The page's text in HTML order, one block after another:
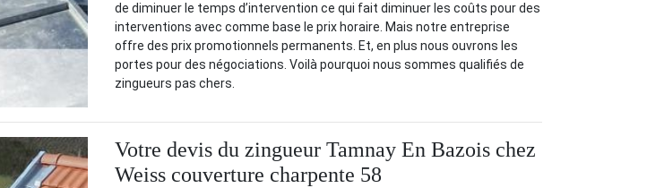
de diminuer le temps d’intervention ce qui fait diminuer les coûts pour des
interventions avec comme base le prix horaire. Mais notre entreprise
offre des prix promotionnels permanents. Et, en plus nous ouvrons les
portes pour des négociations. Voilà pourquoi nous sommes qualifiés de
zingueurs pas chers.
Votre devis du zingueur Tamnay En Bazois chez
Weiss couverture charpente 58